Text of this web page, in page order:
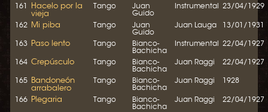
161 Hacelo por la
vieja
Tango
Juan
Guido
Instrumental 23/04/1929
162 Mi piba Tango
Juan
Guido
Juan Lauga 13/01/1931
163 Paso lento Tango
Bianco-
Bachicha
Instrumental 22/04/1927
164 Crepúsculo Tango
Bianco-
Bachicha
Juan Raggi 22/04/1927
165 Bandoneón
arrabalero
Tango
Bianco-
Bachicha
Juan Raggi 1928
166 Plegaria Tango
Bianco-
Bachicha
Juan Raggi 22/04/1927